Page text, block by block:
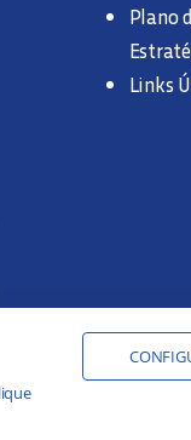
Plano
Links